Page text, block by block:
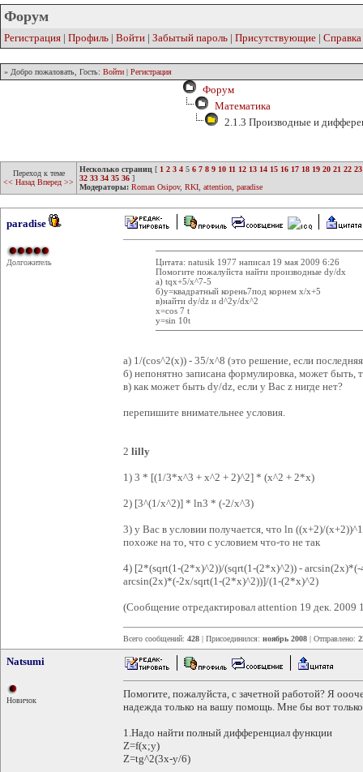
Форум
Регистрация | Профиль | Войти | Забытый пароль | Присутствующие | Справка
» Добро пожаловать, Гость: Войти | Регистрация
Форум
Математика
2.1.3 Производные и
Переход к теме
<< Назад Вперед >>
Несколько страниц [ 1 2 3 4 5 6 7 8 9 10 11 12 13 14 15 16 17 18 19 20 21 22 23
32 33 34 35 36 ]
Модераторы: Roman Osipov, RKI attention paradise
paradise
Долгожитель
Цитата: natusik 1977 написал 19 мая 2009 6:26
Помогите пожалуйста найти производные dy/dx
a) tqx+5/x^7-5
б)у=квадратный корень7под корнем х/х+5
в)найти dy/dz и d^2y/dx^2
x=cos 7 t
y=sin 10t
а) 1/(cos^2(x)) - 35/x^8 (это решение, если
б) непонятно записана формулировка, может быть,
в) как может быть dy/dz, если у Вас z нигде нет?
перепишите внимательнее условия.
2 lilly
1) 3 * [(1/3*x^3 + x^2 + 2)^2] * (x^2 + 2*x)
2) [3^(1/x^2)] * ln3 * (-2/x^3)
3) у Вас в условии получается, что ln ((x+2)/
похоже на то, что с условием что-то не так
4) [2*(sqrt(1-(2*x)^2))/(sqrt(1-(2*x)^2)) -
arcsin(2x)*(-2x/sqrt(1-(2*x)^2))]/(1-(2*x)^2)
(Сообщение отредактировал attention 19 дек. 2009
Всего сообщений: 428 | Присоединился: ноябрь 2008 | Отправлено:
Natsumi
Новичок
Помогите, пожалуйста, с зачетной работой? Я
надежда только на вашу помощь. Мне бы вот
1.Надо найти полный дифференциал функции
Z=f(x;y)
Z=tg^2(3x-y/6)